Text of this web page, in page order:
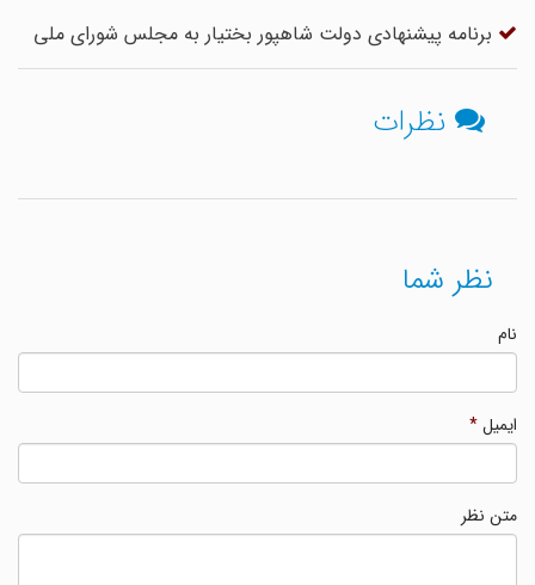
برنامه پیشنهادی دولت شاهپور بختیار به مجلس شورای ملی
نظرات
نظر شما
ایمیل*
متن نظر